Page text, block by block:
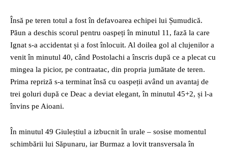
Însă pe teren totul a fost în defavoarea echipei lui Șumudică.
Păun a deschis scorul pentru oaspeți în minutul 11, fază la care
Ignat s-a accidentat și a fost înlocuit. Al doilea gol al clujenilor a
venit în minutul 40, când Postolachi a înscris după ce a plecat cu
mingea la picior, pe contraatac, din propria jumătate de teren.
Prima repriză s-a terminat însă cu oaspeții având un avantaj de
trei goluri după ce Deac a deviat elegant, în minutul 45+2, și l-a
învins pe Aioani.
În minutul 49 Giuleștiul a izbucnit în urale – sosise momentul
schimbării lui Săpunaru, iar Burmaz a lovit transversala în